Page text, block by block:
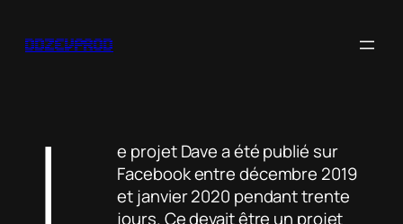
ddzevprod
e projet Dave a été publié sur
Facebook entre décembre 2019
et janvier 2020 pendant trente
jours. Ce devait être un projet